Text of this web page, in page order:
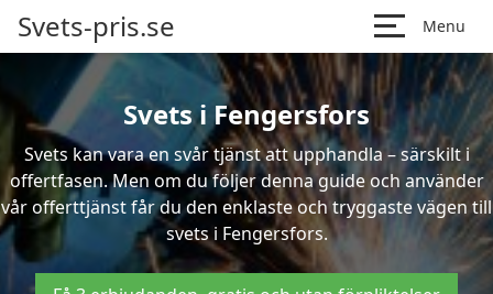
Svets-pris.se Menu
Svets i Fengersfors
Svets kan vara en svår tjänst att upphandla – särskilt i
offertfasen. Men om du följer denna guide och använder
vår offerttjänst får du den enklaste och tryggaste vägen till
svets i Fengersfors.